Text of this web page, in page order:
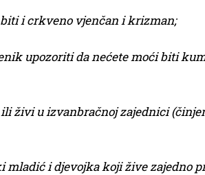
i crkveno vjenčan i krizman;
upozoriti da nećete moći biti
ili živi uizvanbračnoj zajednici
i djevojka koji žive zajedno